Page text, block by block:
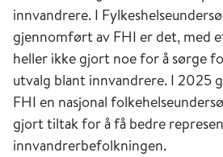
innvandrere. I
gjennomført av FHI er det, med
heller ikke gjort noe for å sørge
utvalg blant innvandrere. I 2025
FHI en nasjonal
gjort tiltak for å få bedre
innvandrerbefolkningen.